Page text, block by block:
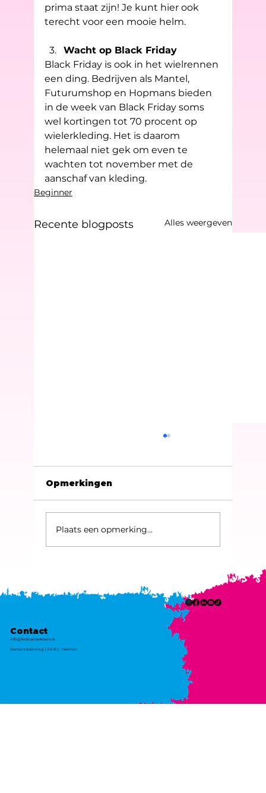
prima staat zijn! Je kunt hier ook
terecht voor een mooie helm.
Wacht op Black Friday
Black Friday is ook in het wielrennen
een ding. Bedrijven als Mantel,
Futurumshop en Hopmans bieden
in de week van Black Friday soms
wel kortingen tot 70 procent op
wielerkleding. Het is daarom
helemaal niet gek om even te
wachten tot november met de
aanschaf van kleding.
Beginner
Recente blogposts Alles weergeven
Zo vind jij de leukste wieler- of
MTB-club (ook als je niet wilt
koersen!)
Opmerkingen
Plaats een opmerking...
Contact
info@kidsvandekoers.nl
Benzenraderweg 1, 6411EC Heerlen